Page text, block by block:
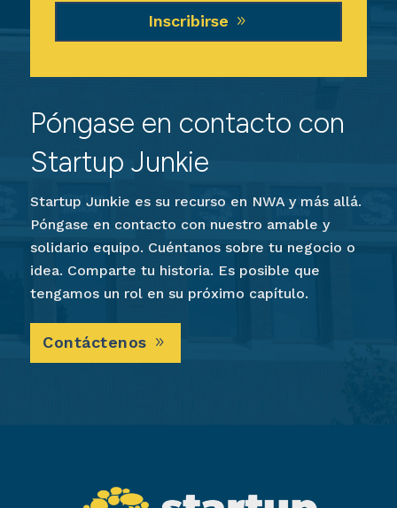
Inscribirse
Póngase en contacto con
Startup Junkie
Startup Junkie es su recurso en NWA y más allá.
Póngase en contacto con nuestro amable y
solidario equipo. Cuéntanos sobre tu negocio o
idea. Comparte tu historia. Es posible que
tengamos un rol en su próximo capítulo.
Contáctenos